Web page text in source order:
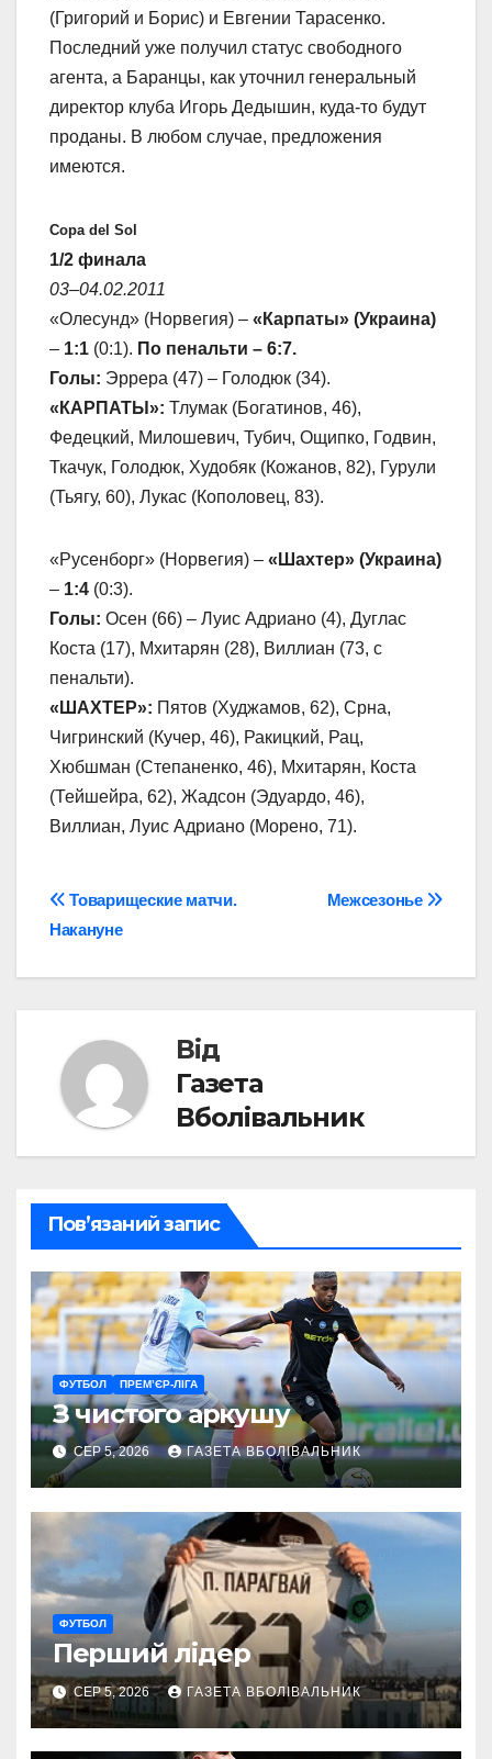
(Григорий и Борис) и Евгении Тарасенко.
Последний уже получил статус свободного
агента, а Баранцы, как уточнил генеральный
директор клуба Игорь Дедышин, куда-то будут
проданы. В любом случае, предложения
имеются.
Copa del Sol
1/2 финала
03–04.02.2011
«Олесунд» (Норвегия) – «Карпаты» (Украина)
– 1:1 (0:1). По пенальти – 6:7.
Голы: Эррера (47) – Голодюк (34).
«КАРПАТЫ»: Тлумак (Богатинов, 46),
Федецкий, Милошевич, Тубич, Ощипко, Годвин,
Ткачук, Голодюк, Худобяк (Кожанов, 82), Гурули
(Тьягу, 60), Лукас (Кополовец, 83).
«Русенборг» (Норвегия) – «Шахтер» (Украина)
– 1:4 (0:3).
Голы: Осен (66) – Луис Адриано (4), Дуглас
Коста (17), Мхитарян (28), Виллиан (73, с
пенальти).
«ШАХТЕР»: Пятов (Худжамов, 62), Срна,
Чигринский (Кучер, 46), Ракицкий, Рац,
Хюбшман (Степаненко, 46), Мхитарян, Коста
(Тейшейра, 62), Жадсон (Эдуардо, 46),
Виллиан, Луис Адриано (Морено, 71).
Навігація
записів
Межсезонье
Товарищеские матчи.
Накануне
Від
Газета
Вболівальник
Пов’язаний запис
ФУТБОЛ ПРЕМ’ЄР-ЛІГА
З чистого аркушу
СЕР 5, 2026 ГАЗЕТА ВБОЛІВАЛЬНИК
ФУТБОЛ
Перший лідер
СЕР 5, 2026 ГАЗЕТА ВБОЛІВАЛЬНИК